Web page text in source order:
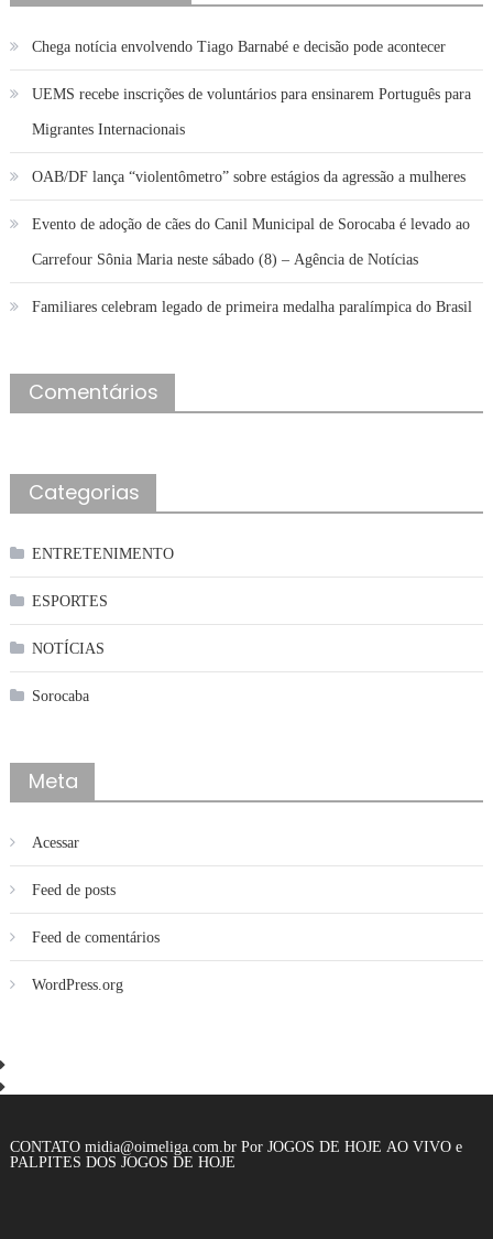
Chega notícia envolvendo Tiago Barnabé e decisão pode acontecer
UEMS recebe inscrições de voluntários para ensinarem Português para
Migrantes Internacionais
OAB/DF lança “violentômetro” sobre estágios da agressão a mulheres
Evento de adoção de cães do Canil Municipal de Sorocaba é levado ao
Carrefour Sônia Maria neste sábado (8) – Agência de Notícias
Familiares celebram legado de primeira medalha paralímpica do Brasil
Comentários
Categorias
ENTRETENIMENTO
ESPORTES
NOTÍCIAS
Sorocaba
Meta
Acessar
Feed de posts
Feed de comentários
WordPress.org
CONTATO midia@oimeliga.com.br Por JOGOS DE HOJE AO VIVO e
PALPITES DOS JOGOS DE HOJE